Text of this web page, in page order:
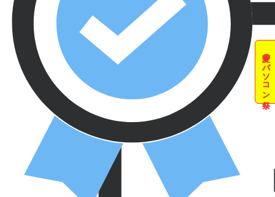
夏のパソコン祭